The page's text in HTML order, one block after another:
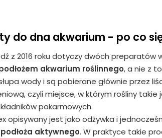
do dna akwarium - po co
z 2016 roku dotyczy dwóch
akwarium roślinnego, a nie z
wody i są pobierane głównie przez
czyli miejsce, w którym rośliny
pokarmowych.
opisywany jest jako odżywka i
podłoża aktywnego. W praktyce takie